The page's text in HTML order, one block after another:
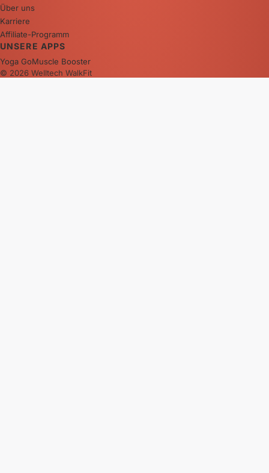
Über uns
Karriere
Affiliate-Programm
UNSERE APPS
Yoga GoMuscle Booster
© 2026 Welltech WalkFit